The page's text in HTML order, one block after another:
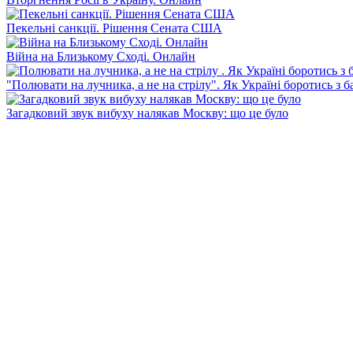
Пекельні санкції. Рішення Сената США
Війна на Близькому Сході. Онлайн
"Полювати на лучника, а не на стрілу". Як Україні боротись з
Загадковий звук вибуху налякав Москву: що це було